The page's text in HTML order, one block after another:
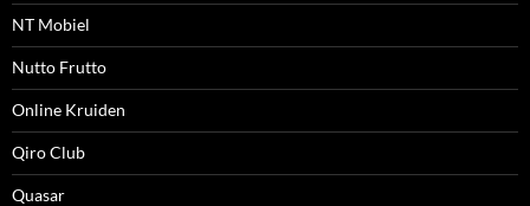
NT Mobiel
Nutto Frutto
Online Kruiden
Qiro Club
Quasar